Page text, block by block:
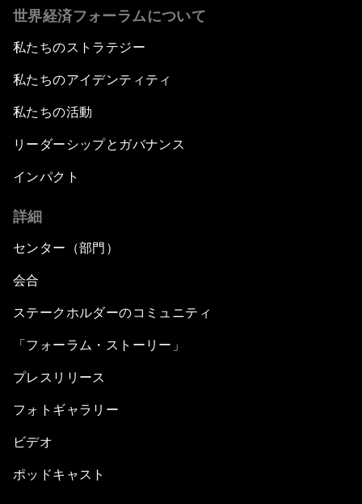
世界経済フォーラムについて
私たちのストラテジー
私たちのアイデンティティ
私たちの活動
リーダーシップとガバナンス
インパクト
詳細
センター（部門）
会合
ステークホルダーのコミュニティ
「フォーラム・ストーリー」
プレスリリース
フォトギャラリー
ビデオ
ポッドキャスト